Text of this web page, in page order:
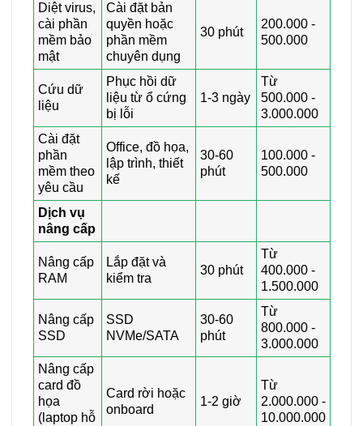
Diệt virus,
cài phần
mềm bảo
mật
Cài đặt bản
quyền hoặc
phần mềm
chuyên dụng
30 phút
200.000 -
500.000
Cứu dữ
liệu
Phục hồi dữ
liệu từ ổ cứng
bị lỗi
1-3 ngày
Từ
500.000 -
3.000.000
Cài đặt
phần
mềm theo
yêu cầu
Office, đồ họa,
lập trình, thiết
kế
30-60
phút
100.000 -
500.000
Dịch vụ
nâng cấp
Nâng cấp
RAM
Lắp đặt và
kiểm tra
30 phút
Từ
400.000 -
1.500.000
Nâng cấp
SSD
SSD
NVMe/SATA
30-60
phút
Từ
800.000 -
3.000.000
Nâng cấp
card đồ
họa
(laptop hỗ
Card rời hoặc
onboard
1-2 giờ
Từ
2.000.000 -
10.000.000